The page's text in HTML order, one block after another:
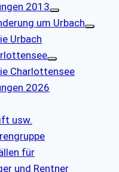
2013
um Urbach
Urbach
Charlottensee
2026
usw.
für
und Rentner